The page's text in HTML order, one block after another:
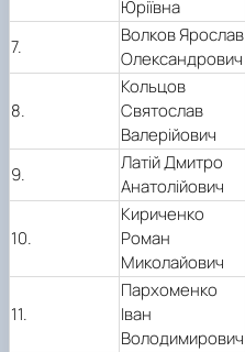
Юріївна
7.
Волков Ярослав
Олександрович
8.
Кольцов
Святослав
Валерійович
9.
Латій Дмитро
Анатолійович
10.
Кириченко
Роман
Миколайович
11.
Пархоменко
Іван
Володимирович